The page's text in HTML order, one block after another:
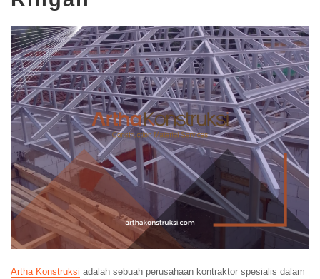
Artha Konstruksi adalah sebuah perusahaan kontraktor spesialis dalam